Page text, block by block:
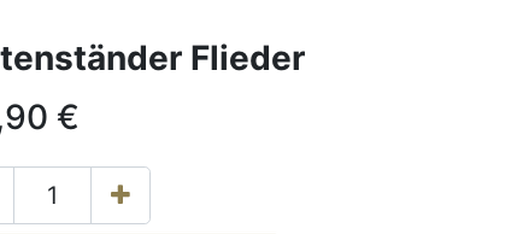
Flieder
€